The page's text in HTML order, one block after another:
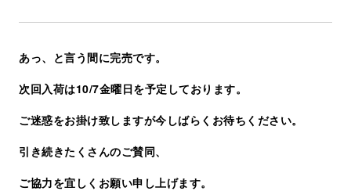
あっ、と言う間に完売です。
次回入荷は10/7金曜日を予定しております。
ご迷惑をお掛け致しますが今しばらくお待ちください。
引き続きたくさんのご賛同、
ご協力を宜しくお願い申し上げます。